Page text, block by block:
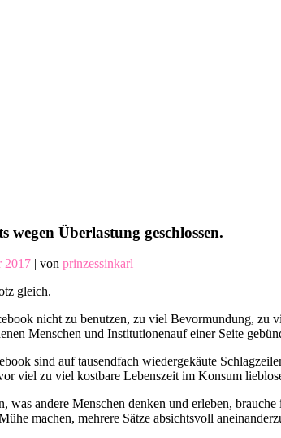
wegen Überlastung geschlossen.
2017 | von prinzessinkarl
gleich.
nicht zu benutzen, zu viel Bevormundung,
Menschen und Institutionenauf einer Seite
sind auf tausendfach wiedergekäute
viel zu viel kostbare Lebenszeit im Konsum
was andere Menschen denken und erleben,
machen, mehrere Sätze absichtsvoll